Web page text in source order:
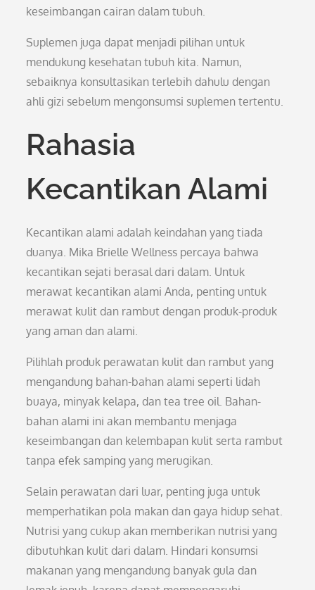
keseimbangan cairan dalam tubuh.
Suplemen juga dapat menjadi pilihan untuk
mendukung kesehatan tubuh kita. Namun,
sebaiknya konsultasikan terlebih dahulu dengan
ahli gizi sebelum mengonsumsi suplemen tertentu.
Rahasia
Kecantikan Alami
Kecantikan alami adalah keindahan yang tiada
duanya. Mika Brielle Wellness percaya bahwa
kecantikan sejati berasal dari dalam. Untuk
merawat kecantikan alami Anda, penting untuk
merawat kulit dan rambut dengan produk-produk
yang aman dan alami.
Pilihlah produk perawatan kulit dan rambut yang
mengandung bahan-bahan alami seperti lidah
buaya, minyak kelapa, dan tea tree oil. Bahan-
bahan alami ini akan membantu menjaga
keseimbangan dan kelembapan kulit serta rambut
tanpa efek samping yang merugikan.
Selain perawatan dari luar, penting juga untuk
memperhatikan pola makan dan gaya hidup sehat.
Nutrisi yang cukup akan memberikan nutrisi yang
dibutuhkan kulit dari dalam. Hindari konsumsi
makanan yang mengandung banyak gula dan